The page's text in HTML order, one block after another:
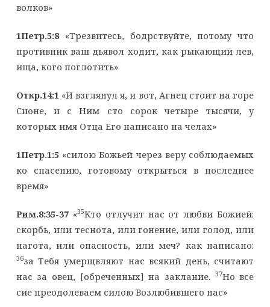
волков»
1Петр.5:8«Трезвитесь, бодрствуйте, потому что
противник ваш дьявол ходит, как рыкающий лев,
ища, кого поглотить»
Откр.14:1 «И взглянул я, и вот, Агнец стоит на горе
Сионе, и с Ним сто сорок четыре тысячи, у
которых имя Отца Его написано на челах»
1Петр.1:5«силою Божьей через веру соблюдаемых
ко спасению, готовому открыться в последнее
время»
Рим.8:35-37«35Кто отлучит нас от любви Божией:
скорбь, или теснота, или гонение, или голод, или
нагота, или опасность, или меч? как написано:
36за Тебя умерщвляют нас всякий день, считают
нас за овец, [обреченных] на заклание. 37Но все
сие преодолеваем силою Возлюбившего нас»